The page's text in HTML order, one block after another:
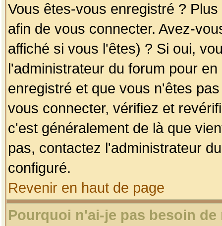
Vous êtes-vous enregistré ?
afin de vous connecter. Avez-
affiché si vous l'êtes) ? Si oui,
l'administrateur du forum pour
enregistré et que vous n'êtes
vous connecter, vérifiez et
c'est généralement de là que
pas, contactez l'administrateur
configuré.
Revenir en haut de page
Pourquoi n'ai-je pas besoin